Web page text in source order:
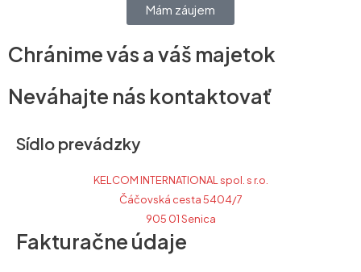
Mám záujem
Chránime vás a váš majetok
Neváhajte nás kontaktovať
Sídlo prevádzky
KELCOM INTERNATIONAL spol. s r.o.
Čáčovská cesta 5404/7
905 01 Senica
Fakturačne údaje